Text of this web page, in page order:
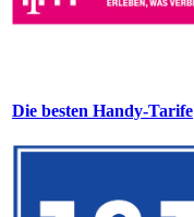
Die besten Handy-Tarife